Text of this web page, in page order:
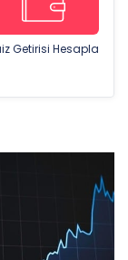
Getirisi Hesapla